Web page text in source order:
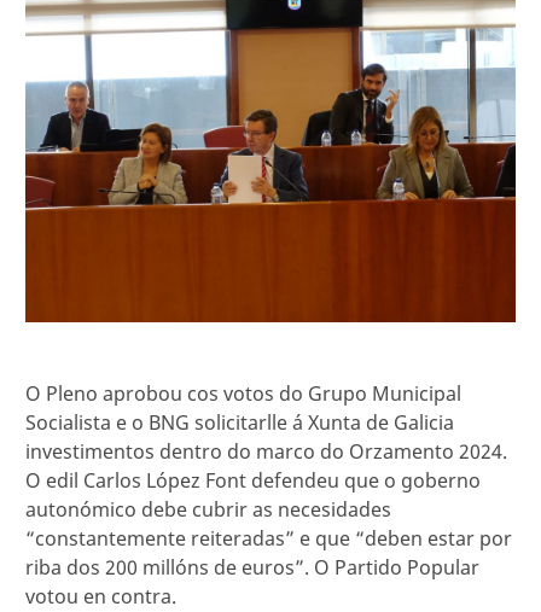
O Pleno aprobou cos votos do Grupo Municipal
Socialista e o BNG solicitarlle á Xunta de Galicia
investimentos dentro do marco do Orzamento 2024.
O edil Carlos López Font defendeu que o goberno
autonómico debe cubrir as necesidades
“constantemente reiteradas” e que “deben estar por
riba dos 200 millóns de euros”. O Partido Popular
votou en contra.